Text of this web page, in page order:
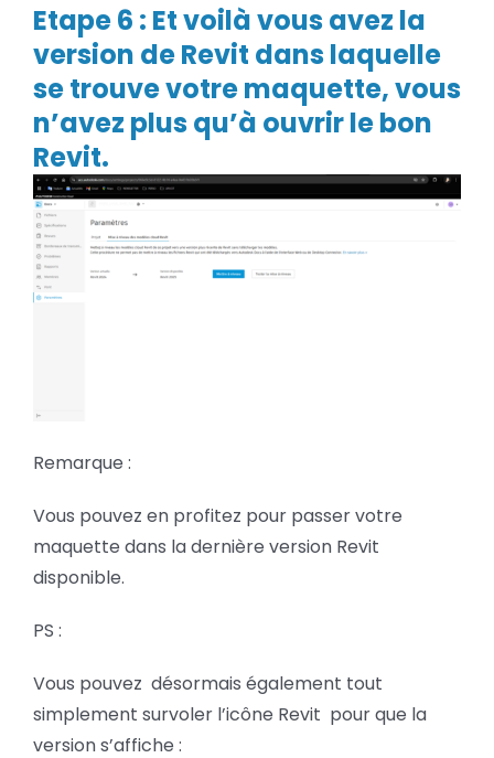
Etape 6 : Et voilà vous avez la
version de Revit dans laquelle
se trouve votre maquette, vous
n’avez plus qu’à ouvrir le bon
Revit.
Remarque :
Vous pouvez en profitez pour passer votre
maquette dans la dernière version Revit
disponible.
PS :
Vous pouvez désormais également tout
simplement survoler l’icône Revit pour que la
version s’affiche :